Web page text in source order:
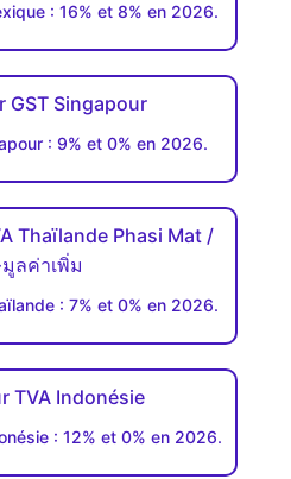
: 16% et 8% en 2026.
GST Singapour
: 9% et 0% en 2026.
Thaïlande Phasi Mat /
ลค่าเพิ่ม
: 7% et 0% en 2026.
TVA Indonésie
: 12% et 0% en 2026.